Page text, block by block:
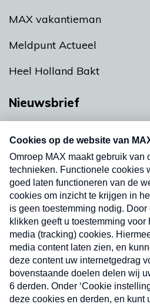
MAX vakantieman
Meldpunt Actueel
Heel Holland Bakt
Nieuwsbrief
nieuwsbrief. Elke vrijdag- en
uw mailbox.
Nieuwsbrief